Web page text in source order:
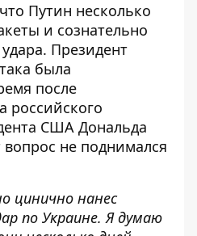
Путин несколько
и сознательно
Президент
была
после
российского
США Дональда
не поднимался
цинично нанес
по Украине. Я думаю